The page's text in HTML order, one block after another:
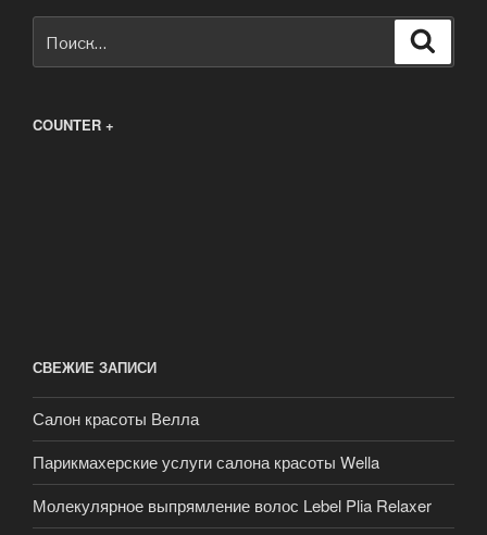
COUNTER +
СВЕЖИЕ ЗАПИСИ
Салон красоты Велла
Парикмахерские услуги салона красоты Wella
Молекулярное выпрямление волос Lebel Plia Relaxer